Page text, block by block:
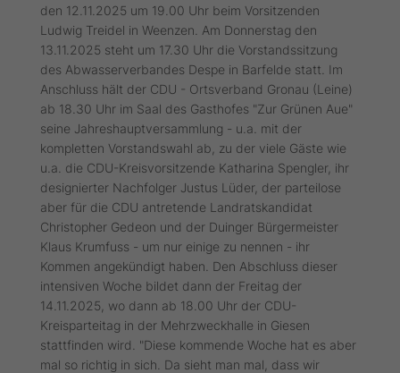
den 12.11.2025 um 19.00 Uhr beim Vorsitzenden
Ludwig Treidel in Weenzen. Am Donnerstag den
13.11.2025 steht um 17.30 Uhr die Vorstandssitzung
des Abwasserverbandes Despe in Barfelde statt. Im
Anschluss hält der CDU - Ortsverband Gronau (Leine)
ab 18.30 Uhr im Saal des Gasthofes "Zur Grünen Aue"
seine Jahreshauptversammlung - u.a. mit der
kompletten Vorstandswahl ab, zu der viele Gäste wie
u.a. die CDU-Kreisvorsitzende Katharina Spengler, ihr
designierter Nachfolger Justus Lüder, der parteilose
aber für die CDU antretende Landratskandidat
Christopher Gedeon und der Duinger Bürgermeister
Klaus Krumfuss - um nur einige zu nennen - ihr
Kommen angekündigt haben. Den Abschluss dieser
intensiven Woche bildet dann der Freitag der
14.11.2025, wo dann ab 18.00 Uhr der CDU-
Kreisparteitag in der Mehrzweckhalle in Giesen
stattfinden wird. "Diese kommende Woche hat es aber
mal so richtig in sich. Da sieht man mal, dass wir